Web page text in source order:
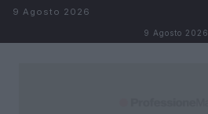
Salta al contenuto
9 Agosto 2026
9 Agosto 2026